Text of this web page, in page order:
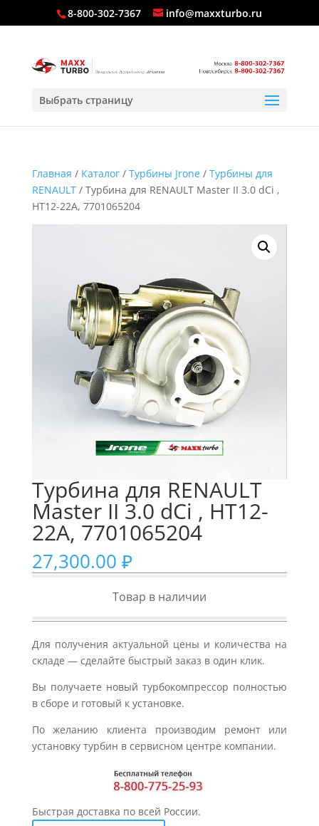
8-800-302-7367 info@maxxturbo.ru
Выбрать страницу
Главная / Каталог/ Турбины Jrone/ Турбины для
RENAULT/ Турбина для RENAULT Master II 3.0 dCi ,
HT12-22A, 7701065204
Турбина для RENAULT
Master II 3.0 dCi , HT12-
22A, 7701065204
27,300.00 ₽
Товар в наличии
Для получения актуальной цены и количества на
складе — сделайте быстрый заказ в один клик.
Вы получаете новый турбокомпрессор полностью
в сборе и готовый к установке.
По желанию клиента производим ремонт или
установку турбин в сервисном центре компании.
Быстрая доставка по всей России.